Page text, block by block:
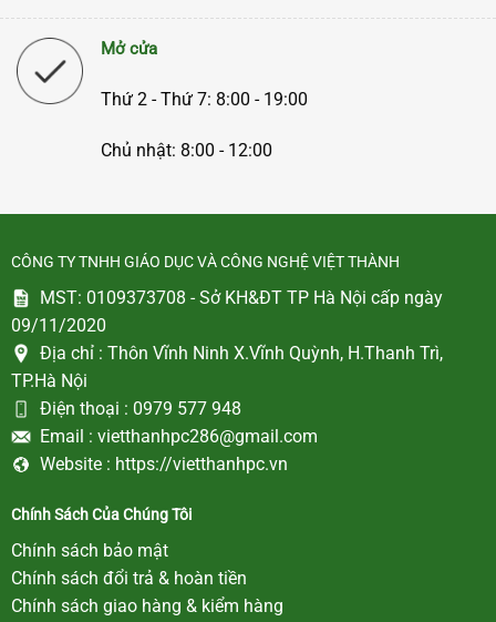
Mở cửa
Thứ 2 - Thứ 7: 8:00 - 19:00
Chủ nhật: 8:00 - 12:00
CÔNG TY TNHH GIÁO DỤC VÀ CÔNG NGHỆ VIỆT THÀNH
MST: 0109373708 - Sở KH&ĐT TP Hà Nội cấp ngày
09/11/2020
Địa chỉ : Thôn Vĩnh Ninh X.Vĩnh Quỳnh, H.Thanh Trì,
TP.Hà Nội
Điện thoại : 0979 577 948
Email : vietthanhpc286@gmail.com
Website : https://vietthanhpc.vn
Chính Sách Của Chúng Tôi
Chính sách bảo mật
Chính sách đổi trả & hoàn tiền
Chính sách giao hàng & kiểm hàng